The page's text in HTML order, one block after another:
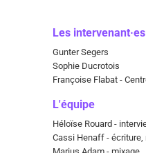
Les intervenant·es
Gunter Segers
Sophie Ducrotois
Françoise Flabat -
L'équipe
Héloïse Rouard -
Cassi Henaff -